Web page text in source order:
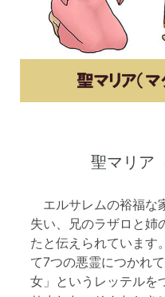
聖マリア
エルサレムの裕福な
失い、兄のラザロと姉
たと伝えられています
て7つの悪霊につかれ
女」というレッテルを